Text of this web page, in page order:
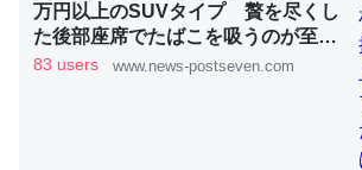
これを元に考えるとカルシウムを大量に
類は苦労してるんだな…。腹足類だと殻
─ニュース :: 【研究発表】昆虫学の大問題＝「
万円以上のSUVタイプ 贅を尽くし
た後部座席でたばこを吸うのが至福
の時間か どんどん延びる乗車時間
83 users www.news-postseven.com